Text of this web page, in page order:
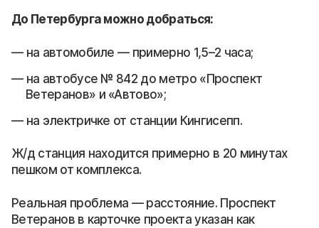
До Петербурга можно добраться:
на автомобиле — примерно 1,5–2 часа;
на автобусе № 842 до метро «Проспект
Ветеранов» и «Автово»;
на электричке от станции Кингисепп.
Ж/д станция находится примерно в 20 минутах
пешком от комплекса.
Реальная проблема — расстояние. Проспект
Ветеранов в карточке проекта указан как